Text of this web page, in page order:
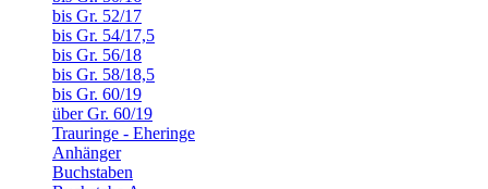
bis Gr. 52/17
bis Gr. 54/17,5
bis Gr. 56/18
bis Gr. 58/18,5
bis Gr. 60/19
über Gr. 60/19
Trauringe - Eheringe
Anhänger
Buchstaben